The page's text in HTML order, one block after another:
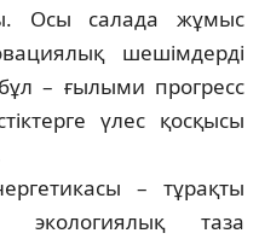
Осы салада жұмыс
шешімдерді
– ғылыми прогресс
үлес қос­қы­сы
– тұ­рақ­ты
таза